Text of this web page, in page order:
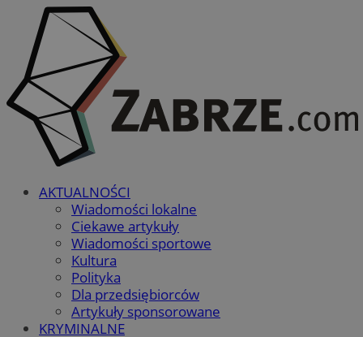
AKTUALNOŚCI
Wiadomości lokalne
Ciekawe artykuły
Wiadomości sportowe
Kultura
Polityka
Dla przedsiębiorców
Artykuły sponsorowane
KRYMINALNE